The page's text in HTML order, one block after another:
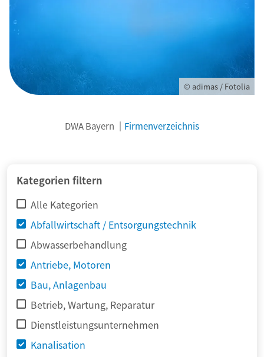
© adimas / Fotolia
DWA Bayern Firmenverzeichnis
Kategorien filtern
Alle Kategorien
Abfallwirtschaft / Entsorgungstechnik
Abwasserbehandlung
Antriebe, Motoren
Bau, Anlagenbau
Betrieb, Wartung, Reparatur
Dienstleistungsunternehmen
Kanalisation